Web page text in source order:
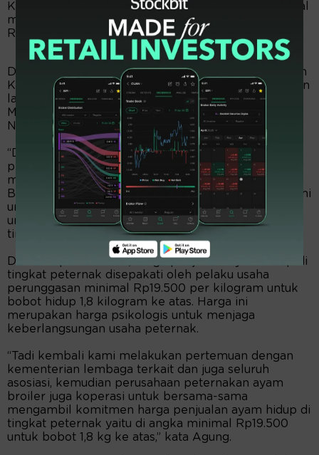
Kementan Senin (19/5/2026) menyepakati harga jual
minimum ayam hidup di tingkat peternak sebesar
Rp19.500/kg.
Direktur Jenderal Peternakan dan Kesehatan Hewan
Kementerian Pertanian, Agung Suganda, mengatakan
langkah stabilisasi dilakukan atas arahan langsung
Menteri Pertanian sekaligus Kepala Badan Pangan
Nasional Andi Amran Sulaiman.
“Dalam rangka menjaga stabilisasi industri
perunggasan nasional baik untuk ayam pedaging
maupun juga ayam telur, Mentan sekaligus Kepala
Badan Pangan Nasional memerintahkan kepada kami
untuk menjaga stabilisasi produksi dan juga harga
untuk komoditas ayam dan telur ini khususnya di
tingkat peternak,” ujar Agung usai rapat.
Dalam rapat tersebut, harga penjualan ayam hidup di
tingkat peternak disepakati oleh pelaku usaha
perunggasan minimal Rp19.500 per kilogram untuk
bobot hidup 1,8 kilogram ke atas. Harga ini
merupakan harga psikologis untuk menjaga
keberlangsungan usaha peternak.
“Tadi kembali kami melakukan pertemuan dengan
kementerian lembaga terkait dan juga seluruh
asosiasi, kemudian perusahaan peternakan ayam
broiler juga koperasi untuk bersama-sama
mengambil komitmen harga penjualan ayam hidup di
tingkat peternak yaitu di angka minimal Rp19.500
untuk bobot 1,8 kg ke atas,” kata Agung.